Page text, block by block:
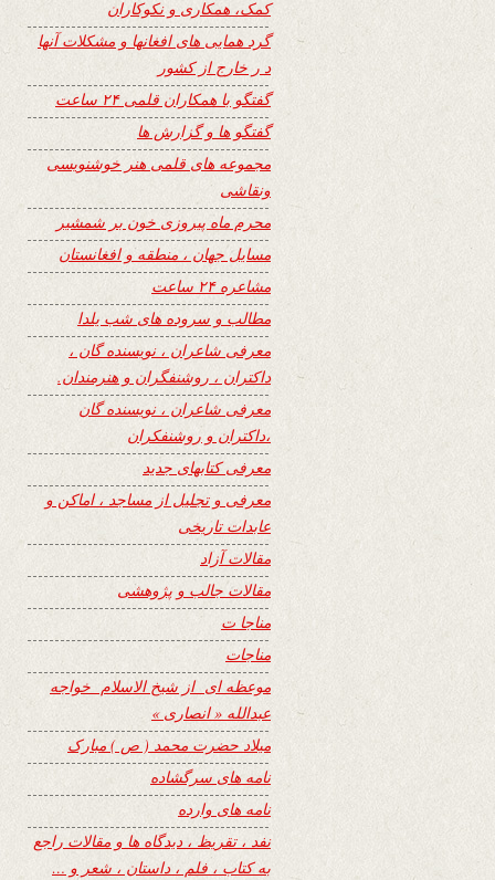
کمک، همکاری و نکوکاران
گرد همایی های افغانها و مشکلات آنها
د ر خارج از کشور
گفتگو با همکاران قلمی ۲۴ ساعت
گفتگو ها و گزارش ها
مجموعه های قلمی هنر خوشنویسی
ونقاشی
محرم ماه پیروزی خون بر شمشیر
مسایل جهان ، منطقه و افغانستان
مشاعره ۲۴ ساعت
مطالب و سروده های شب یلدا
معرفی شاعران ، نویسنده گان ،
داکتران ، روشنفگران و هنرمندان.
معرفی شاعران ، نویسنده گان
،داکتران و روشنفکران
معرفی کتابهای جدید
معرفی و تجلیل از مساجد ، اماکن و
عابدات تاریخی
مقالات آزاد
مقالات جالب و پژوهشی
مناجا ت
مناجات
موعظه ای از شیخ الاسلام خواجه
عبدالله « انصاری »
میلاد حضرت محمد ( ص ) مبارک
نامه های سرگشاده
نامه های وارده
نفد ، تقریظ ، دیدگاه ها و مقالات راجع
به کتاب ، فلم ، داستان ، شعر و …